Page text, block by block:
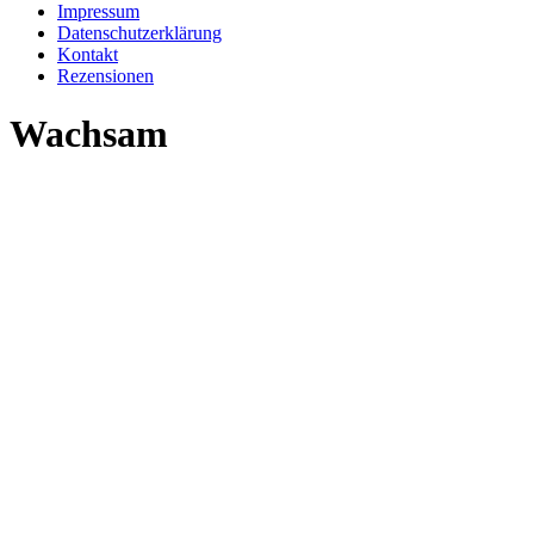
Impressum
Datenschutzerklärung
Kontakt
Rezensionen
Wachsam